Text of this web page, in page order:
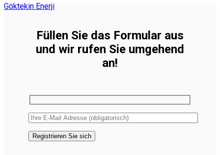
Göktekin Enerji
Füllen Sie das Formular aus
und wir rufen Sie umgehend
an!